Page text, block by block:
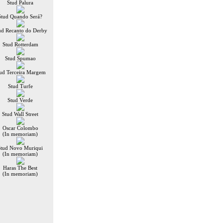
Stud Palura
Quando Será?
Recanto do Derby
Stud Rotterdam
Stud Spumao
Terceira Margem
Stud Turfe
Stud Verde
Stud Wall Street
Oscar Colombo
(In memoriam)
Novo Muriqui
(In memoriam)
Haras The Best
(In memoriam)